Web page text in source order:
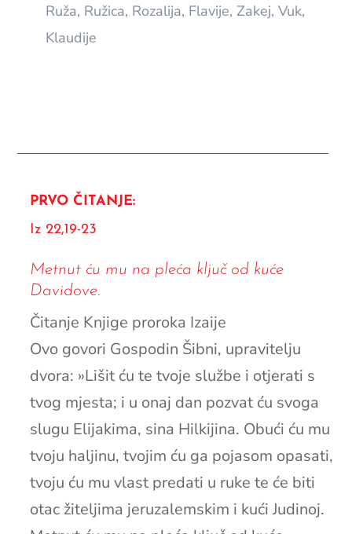
Ruža, Ružica, Rozalija, Flavije, Zakej, Vuk,
Klaudije
PRVO ČITANJE:
Iz 22,19-23
Metnut ću mu na pleća ključ od kuće
Davidove.
Čitanje Knjige proroka Izaije
Ovo govori Gospodin Šibni, upravitelju
dvora: »Lišit ću te tvoje službe i otjerati s
tvog mjesta; i u onaj dan pozvat ću svoga
slugu Elijakima, sina Hilkijina. Obući ću mu
tvoju haljinu, tvojim ću ga pojasom opasati,
tvoju ću mu vlast predati u ruke te će biti
otac žiteljima jeruzalemskim i kući Judinoj.